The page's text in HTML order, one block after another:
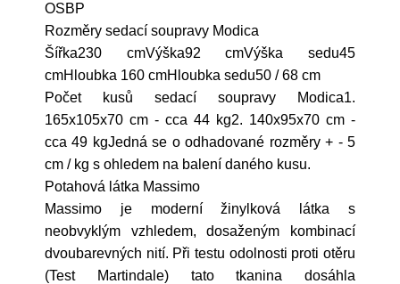
OSBP
Rozměry sedací soupravy Modica
Šířka230 cmVýška92 cmVýška sedu45
cmHloubka 160 cmHloubka sedu50 / 68 cm
Počet kusů sedací soupravy Modica1.
165x105x70 cm - cca 44 kg2. 140x95x70 cm -
cca 49 kgJedná se o odhadované rozměry + - 5
cm / kg s ohledem na balení daného kusu.
Potahová látka Massimo
Massimo je moderní žinylková látka s
neobvyklým vzhledem, dosaženým kombinací
dvoubarevných nití. Při testu odolnosti proti otěru
(Test Martindale) tato tkanina dosáhla